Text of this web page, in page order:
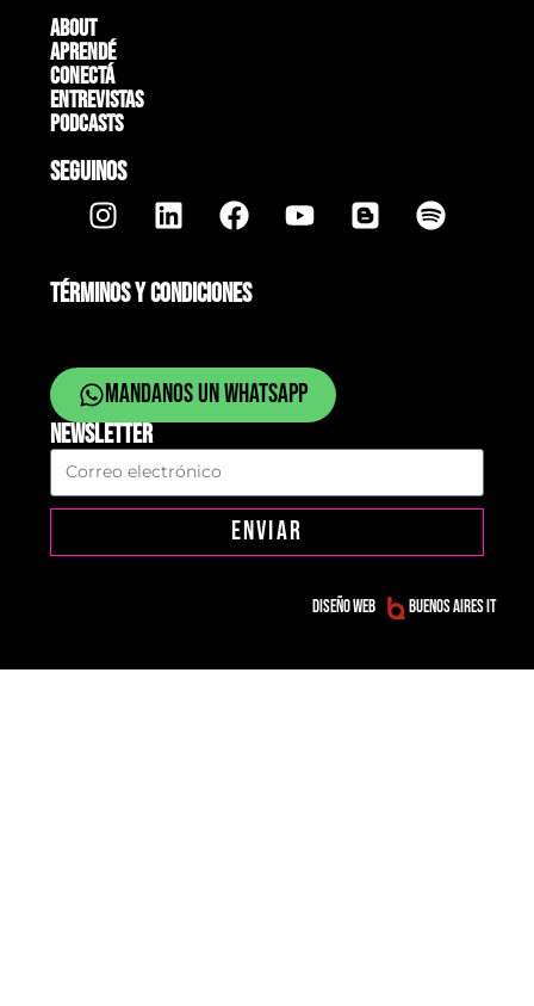
About
Aprendé
Conectá
Entrevistas
Podcasts
SEGUINOS
TÉRMINOS Y CONDICIONES
Mandanos un whatsapp
NEWSLETTER
ENVIAR
Diseño web Buenos Aires IT